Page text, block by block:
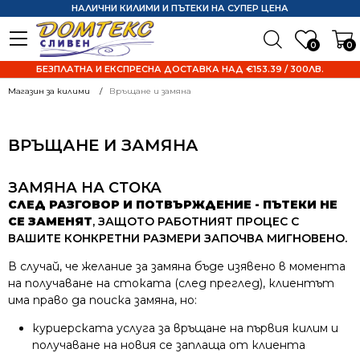
0 0
НАЛИЧНИ КИЛИМИ И ПЪТЕКИ НА СУПЕР ЦЕНА
БЕЗПЛАТНА И ЕКСПРЕСНА ДОСТАВКА НАД €153.39 / 300ЛВ.
Магазин за килими Връщане и замяна
ВРЪЩАНЕ И ЗАМЯНА
ЗАМЯНА НА СТОКА
СЛЕД РАЗГОВОР И ПОТВЪРЖДЕНИЕ - ПЪТЕКИ НЕ
СЕ ЗАМЕНЯТ, ЗАЩОТО РАБОТНИЯТ ПРОЦЕС С
ВАШИТЕ КОНКРЕТНИ РАЗМЕРИ ЗАПОЧВА МИГНОВЕНО.
В случай, че желание за замяна бъде изявено в момента
на получаване на стоката (след преглед), клиентът
има право да поиска замяна, но:
куриерската услуга за връщане на първия килим и
получаване на новия се заплаща от клиента